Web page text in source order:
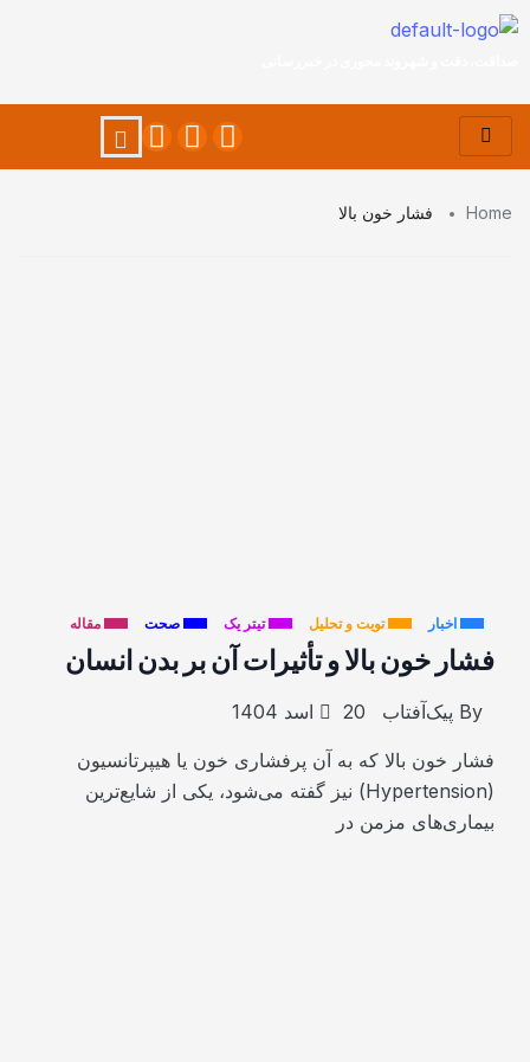
Home فشار خون بالا
اخبار تویت و تحلیل تیتر یک صحت مقاله
فشار خون بالا و تأثیرات آن بر بدن انسان
By پیک‌آفتاب 20 اسد 1404
فشار خون بالا که به آن پرفشاری خون یا هیپرتانسیون
(Hypertension) نیز گفته می‌شود، یکی از شایع‌ترین
بیماری‌های مزمن در